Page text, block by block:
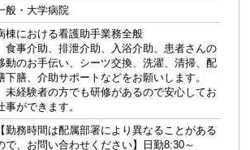
般・大学病院
棟における看護助手業務全般
食事介助、排泄介助、入浴介助、患者さんの
動のお手伝い、シーツ交換、洗濯、清掃、配
下膳、介助サポートなどをお願いします。
未経験者の方でも研修があるので安心してお
事ができます。
【勤務時間は配属部署により異なることがある
で、お問い合わせください】日勤8:30～